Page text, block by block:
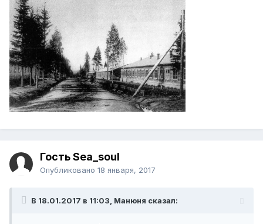
Гость Sea_soul
Опубликовано 18 января, 2017
В 18.01.2017 в 11:03, Манюня сказал: